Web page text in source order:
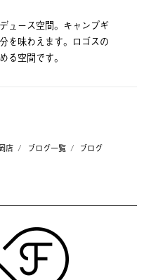
ュース空間。キャンプギ
を味わえます。ロゴスの
る空間です。
店 ブログ一覧 ブログ